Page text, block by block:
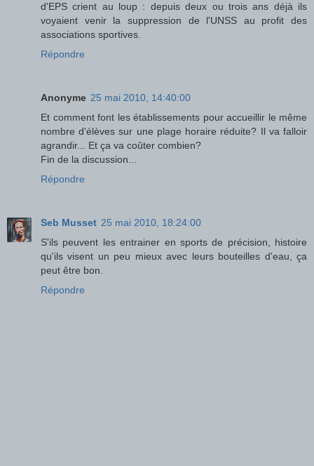
d'EPS crient au loup : depuis deux ou trois ans déjà ils
voyaient venir la suppression de l'UNSS au profit des
associations sportives.
Répondre
Anonyme 25 mai 2010, 14:40:00
Et comment font les établissements pour accueillir le même
nombre d'élèves sur une plage horaire réduite? Il va falloir
agrandir... Et ça va coûter combien?
Fin de la discussion...
Répondre
Seb Musset 25 mai 2010, 18:24:00
S'ils peuvent les entrainer en sports de précision, histoire
qu'ils visent un peu mieux avec leurs bouteilles d'eau, ça
peut être bon.
Répondre